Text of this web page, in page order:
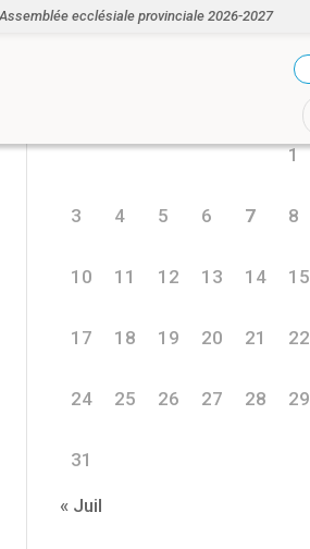
Assemblée ecclésiale provinciale 2026-2027
1
3 4 5 6 7 8
10 11 12 13 14 15
17 18 19 20 21 22
24 25 26 27 28 29
31
« Juil